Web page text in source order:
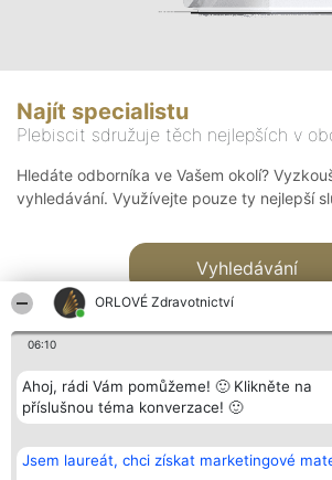
ORLOVÉ Zdravotnictví
06:10
Ahoj, rádi Vám pomůžeme! 🙂 Klikněte na
příslušnou téma konverzace! 🙂
Jsem laureát, chci získat marketingové
Najít specialistu
Plebiscit sdružuje těch nejlepších v
Hledáte odborníka ve Vašem okolí?
vyhledávání. Využívejte pouze ty nejlepší
Vyhledávání
Bright Side Solutions sp. z o.
o. sp. k.
Vítězové
Seznam všech